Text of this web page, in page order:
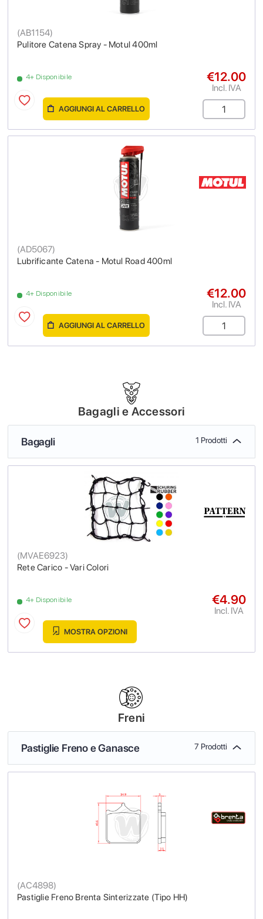
Pulitore Catena Spray - Motul 400ml
(AB1154)
4+ Disponibile €12.00
Incl. IVA
AGGIUNGI AL CARRELLO
Lubrificante Catena - Motul Road 400ml
(AD5067)
4+ Disponibile €12.00
Incl. IVA
AGGIUNGI AL CARRELLO
Bagagli e Accessori
Bagagli 1 Prodotti
Rete Carico - Vari Colori
(MVAE6923)
4+ Disponibile €4.90
Incl. IVA
MOSTRA OPZIONI
Freni
Pastiglie Freno e Ganasce 7 Prodotti
Pastiglie Freno Brenta Sinterizzate (Tipo HH)
(AC4898)